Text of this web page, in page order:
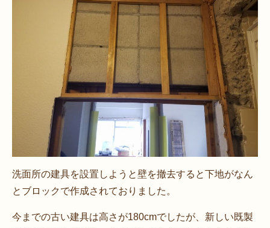
洗面所の建具を設置しようと壁を撤去すると下地がなん
とブロックで作成されておりました。
今までの古い建具は高さが180cmでしたが、新しい既製